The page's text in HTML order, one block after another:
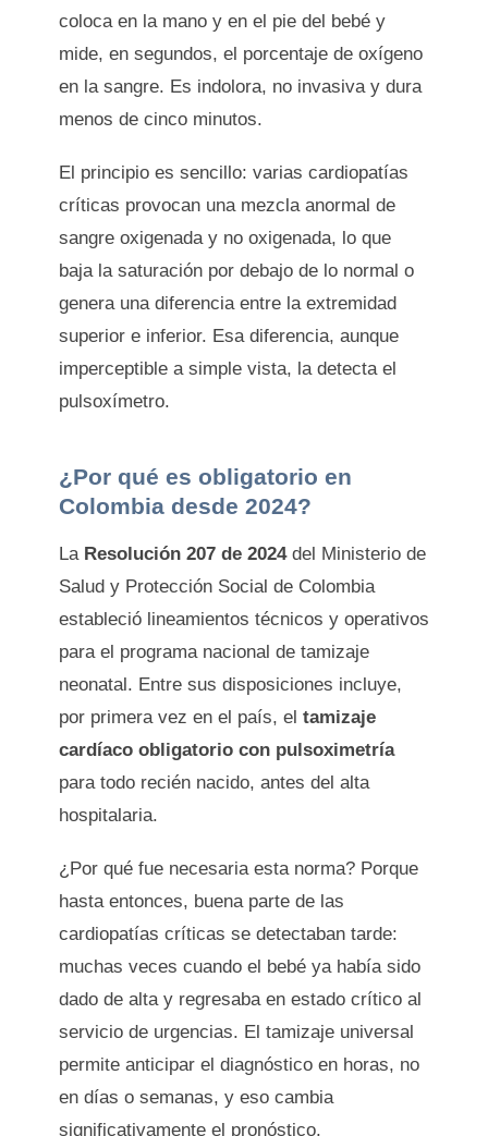
coloca en la mano y en el pie del bebé y
mide, en segundos, el porcentaje de oxígeno
en la sangre. Es indolora, no invasiva y dura
menos de cinco minutos.
El principio es sencillo: varias cardiopatías
críticas provocan una mezcla anormal de
sangre oxigenada y no oxigenada, lo que
baja la saturación por debajo de lo normal o
genera una diferencia entre la extremidad
superior e inferior. Esa diferencia, aunque
imperceptible a simple vista, la detecta el
pulsoxímetro.
¿Por qué es obligatorio en
Colombia desde 2024?
La Resolución 207 de 2024del Ministerio de
Salud y Protección Social de Colombia
estableció lineamientos técnicos y operativos
para el programa nacional de tamizaje
neonatal. Entre sus disposiciones incluye,
por primera vez en el país, el tamizaje
cardíaco obligatorio con pulsoximetría
para todo recién nacido, antes del alta
hospitalaria.
¿Por qué fue necesaria esta norma? Porque
hasta entonces, buena parte de las
cardiopatías críticas se detectaban tarde:
muchas veces cuando el bebé ya había sido
dado de alta y regresaba en estado crítico al
servicio de urgencias. El tamizaje universal
permite anticipar el diagnóstico en horas, no
en días o semanas, y eso cambia
significativamente el pronóstico.